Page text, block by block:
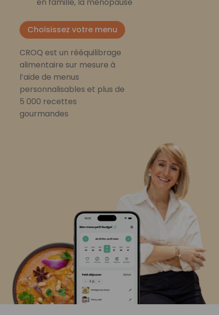
en famille, la ménopause
Choisissez votre menu
CROQ est un rééquilibrage
alimentaire sur mesure à
l’aide de menus
personnalisables et plus de
5 000 recettes
gourmandes